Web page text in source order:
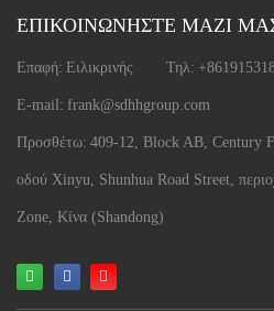
ΕΠΙΚΟΙΝΩΝΗΣΤΕ ΜΑΖΙ
Επαφή: Ειλικρινής Τηλ:
E-mail: frank@sdhhgroup.com
Προσθέτω: 409-12, Block AB, Century
οδού Xinyu, Shunhua Road Street,
Zone, Κίνα (Shandong)